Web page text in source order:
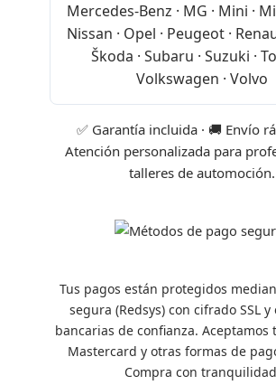
Mercedes-Benz · MG · Mini ·
Nissan · Opel · Peugeot ·
Škoda · Subaru · Suzuki ·
Volkswagen · Volvo
✅ Garantía incluida · 🚚 Envío
Atención personalizada para
talleres de automoción.
Tus pagos están protegidos
segura (Redsys) con cifrado SSL
bancarias de confianza. Aceptamos
Mastercard y otras formas de
Compra con